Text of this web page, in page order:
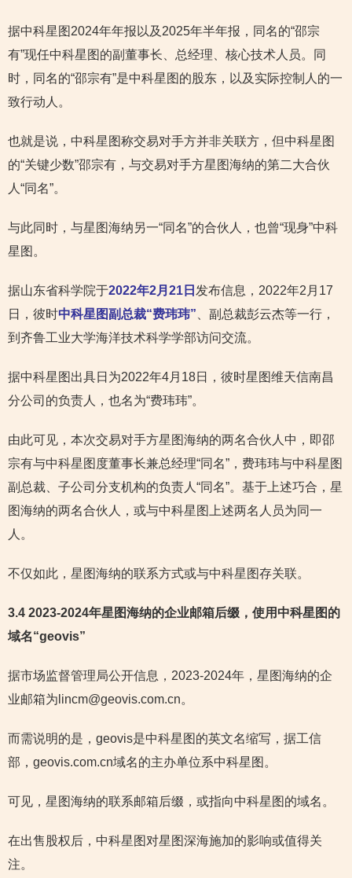
据中科星图2024年年报以及2025年半年报，同名的“邵宗
有”现任中科星图的副董事长、总经理、核心技术人员。同
时，同名的“邵宗有”是中科星图的股东，以及实际控制人的一
致行动人。
也就是说，中科星图称交易对手方并非关联方，但中科星图
的“关键少数”邵宗有，与交易对手方星图海纳的第二大合伙
人“同名”。
与此同时，与星图海纳另一“同名”的合伙人，也曾“现身”中科
星图。
据山东省科学院于2022年2月21日 发布信息，2022年2月17
日，彼时中科星图副总裁“费玮玮” 、副总裁彭云杰等一行，
到齐鲁工业大学海洋技术科学学部访问交流。
据中科星图出具日为2022年4月18日，彼时星图维天信南昌
分公司的负责人，也名为“费玮玮”。
由此可见，本次交易对手方星图海纳的两名合伙人中，即邵
宗有与中科星图度董事长兼总经理“同名”，费玮玮与中科星图
副总裁、子公司分支机构的负责人“同名”。基于上述巧合，星
图海纳的两名合伙人，或与中科星图上述两名人员为同一
人。
不仅如此，星图海纳的联系方式或与中科星图存关联。
3.4 2023-2024年星图海纳的企业邮箱后缀，使用中科星图的
域名“geovis”
据市场监督管理局公开信息，2023-2024年，星图海纳的企
业邮箱为lincm@geovis.com.cn。
而需说明的是，geovis是中科星图的英文名缩写，据工信
部，geovis.com.cn域名的主办单位系中科星图。
可见，星图海纳的联系邮箱后缀，或指向中科星图的域名。
在出售股权后，中科星图对星图深海施加的影响或值得关
注。